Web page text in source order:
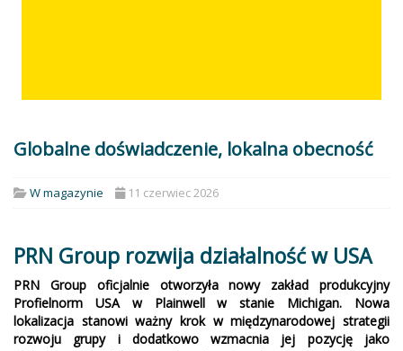
Globalne doświadczenie, lokalna obecność
W magazynie 11 czerwiec 2026
PRN Group rozwija działalność w USA
PRN Group oficjalnie otworzyła nowy zakład produkcyjny
Profielnorm USA w Plainwell w stanie Michigan. Nowa
lokalizacja stanowi ważny krok w międzynarodowej strategii
rozwoju grupy i dodatkowo wzmacnia jej pozycję jako